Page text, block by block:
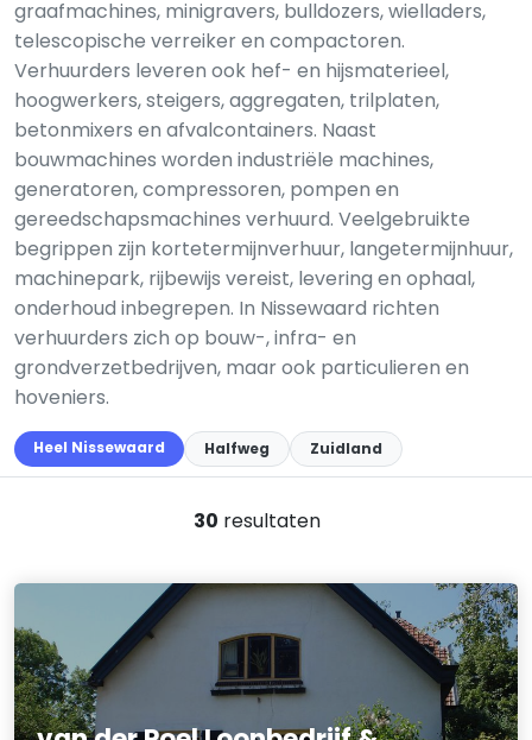
graafmachines, minigravers, bulldozers, wielladers,
telescopische verreiker en compactoren.
Verhuurders leveren ook hef- en hijsmaterieel,
hoogwerkers, steigers, aggregaten, trilplaten,
betonmixers en afvalcontainers. Naast
bouwmachines worden industriële machines,
generatoren, compressoren, pompen en
gereedschapsmachines verhuurd. Veelgebruikte
begrippen zijn kortetermijnverhuur, langetermijnhuur,
machinepark, rijbewijs vereist, levering en ophaal,
onderhoud inbegrepen. In Nissewaard richten
verhuurders zich op bouw-, infra- en
grondverzetbedrijven, maar ook particulieren en
hoveniers.
Heel Nissewaard Halfweg Zuidland
30 resultaten